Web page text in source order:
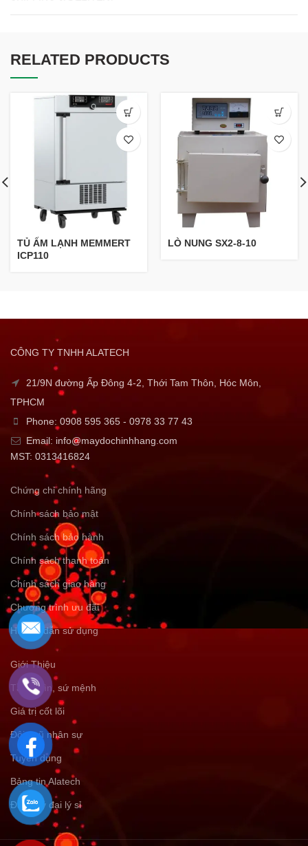
RELATED PRODUCTS
TỦ ẤM LẠNH MEMMERT
ICP110
LÒ NUNG SX2-8-10
CÔNG TY TNHH ALATECH
21/9N đường Ấp Đông 4-2, Thới Tam Thôn, Hóc Môn,
TPHCM
Phone: 0908 595 365 - 0978 33 77 43
Email: info@maydochinhhang.com
MST: 0313416824
Chứng chỉ chính hãng
Chính sách bảo mật
Chính sách bảo hành
Chính sách thanh toán
Chính sách giao hàng
Chương trình ưu đãi
Hướng dẫn sử dụng
Giới Thiệu
Tầm nhìn, sứ mệnh
Giá trị cốt lõi
Đội ngũ nhân sự
Tuyển dụng
Bảng tin Alatech
Đăng ký đại lý sỉ